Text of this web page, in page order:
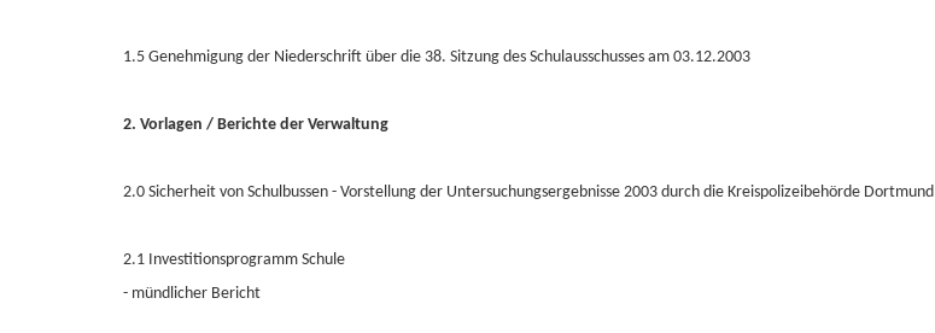
1.5 Genehmigung der Niederschrift über die 38. Sitzung des Schulausschusses am 03.12.2003
2. Vorlagen / Berichte der Verwaltung
2.0 Sicherheit von Schulbussen - Vorstellung der Untersuchungsergebnisse 2003 durch die Kreispolizeibehörde Dortmund
2.1 Investitionsprogramm Schule
- mündlicher Bericht